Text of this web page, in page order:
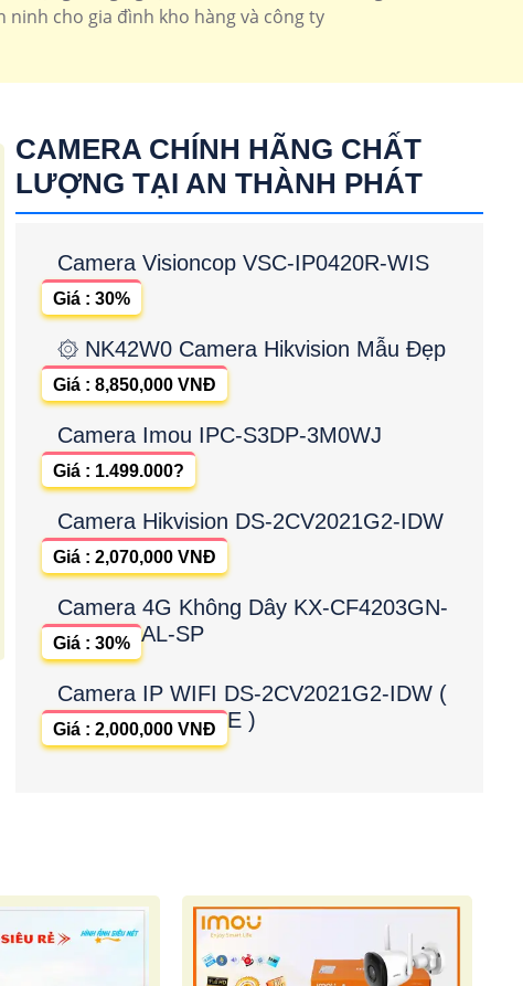
ninh cho gia đình kho hàng và công ty
CAMERA CHÍNH HÃNG CHẤT
LƯỢNG TẠI AN THÀNH PHÁT
Camera Visioncop VSC-IP0420R-WIS
Giá : 30%
۞ NK42W0 Camera Hikvision Mẫu Đẹp
Giá : 8,850,000 VNĐ
Camera Imou IPC-S3DP-3M0WJ
Giá : 1.499.000?
Camera Hikvision DS-2CV2021G2-IDW
Giá : 2,070,000 VNĐ
Camera 4G Không Dây KX-CF4203GN-
AL-SP
Giá : 30%
Camera IP WIFI DS-2CV2021G2-IDW (
E )
Giá : 2,000,000 VNĐ